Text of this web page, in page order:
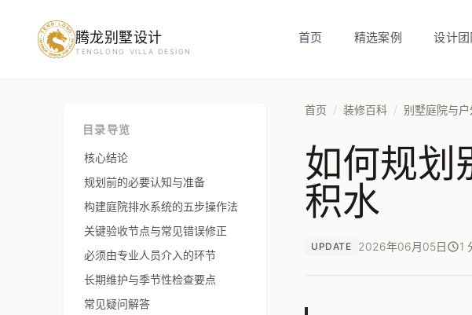
腾龙别墅设计
TENGLONG VILLA DESIGN
首页 精选案例 设计团
目录导览
核心结论
规划前的必要认知与准备
构建庭院排水系统的五步操作法
关键验收节点与常见错误修正
必须由专业人员介入的环节
长期维护与季节性检查要点
常见疑问解答
首页 / 装修百科 / 别墅庭院与户
如何规划
积水
UPDATE 2026年06月05日 1
预约设计咨询
房屋面积（㎡）
立即预约